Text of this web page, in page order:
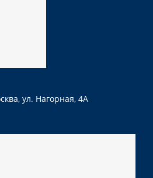
ул. Нагорная, 4А